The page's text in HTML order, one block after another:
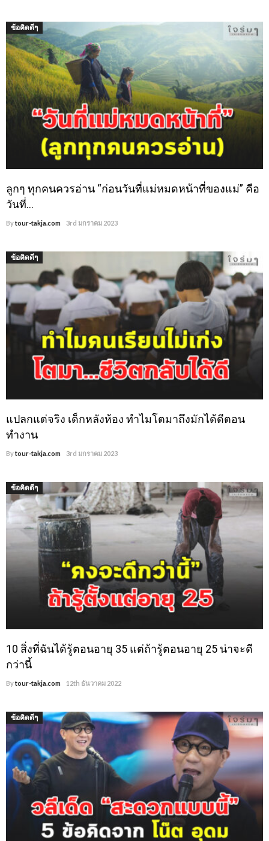
ข้อคิดดีๆ
ลูกๆ ทุกคนควรอ่าน “ก่อนวันที่แม่หมดหน้าที่ของแม่” คือ
วันที่…
Bytour-takja.com 3rd มกราคม 2023
ข้อคิดดีๆ
แปลกแต่จริง เด็กหลังห้อง ทำไมโตมาถึงมักได้ดีตอน
ทำงาน
Bytour-takja.com 3rd มกราคม 2023
ข้อคิดดีๆ
10 สิ่งที่ฉันได้รู้ตอนอายุ 35 แต่ถ้ารู้ตอนอายุ 25 น่าจะดี
กว่านี้
Bytour-takja.com 12th ธันวาคม 2022
ข้อคิดดีๆ